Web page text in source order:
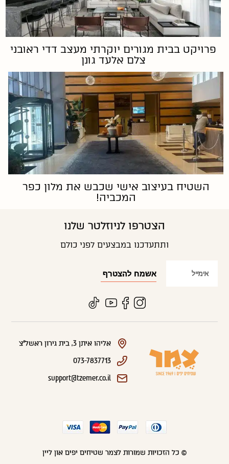
פרויקט בבית מגורים יוקרתי מעצב דדי ראובני
צלם אלעד גונן
השטיח בעיצוב אישי שכבש את מלון כפר
המכביה!
הצטרפו לניוזלטר שלנו
ותתעדכנו במבצעים לפני כולם
אליהו איתן 3, בית גירון ראשל"צ
073-7837713
support@tzemer.co.il
© כל הזכויות שמורות לצמר שטיחים יפים און ליין